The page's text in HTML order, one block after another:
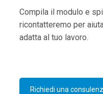
Compila il modulo e
ricontatteremo per
adatta al tuo lavoro.
Richiedi una